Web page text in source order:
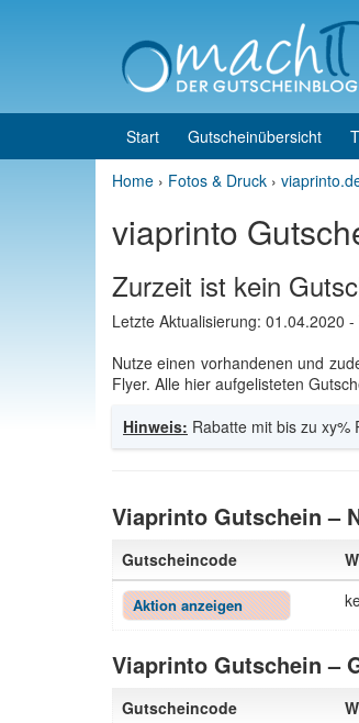
Start Gutscheinübersicht
Home › Fotos & Druck ›
viaprinto
Zurzeit ist kein
Letzte Aktualisierung: 01.04.2020 -
Nutze einen vorhandenen und
Flyer. Alle hier aufgelisteten
Hinweis: Rabatte mit bis zu xy%
Viaprinto Gutschein –
Gutscheincode
Aktion anzeigen
Viaprinto Gutschein –
Gutscheincode